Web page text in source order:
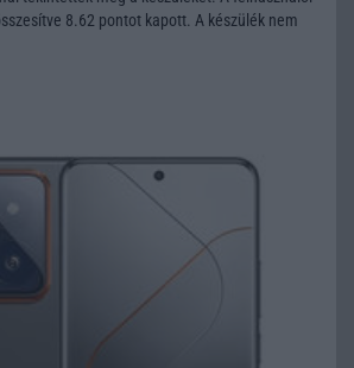
8.62 pontot kapott. A készülék nem